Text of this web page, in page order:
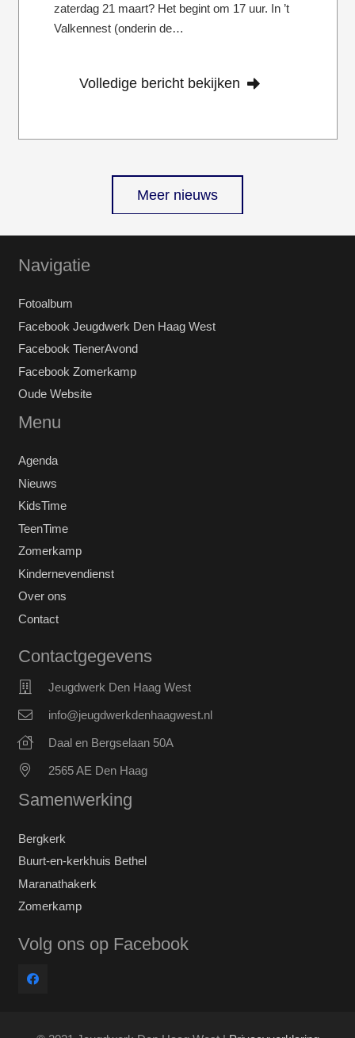
zaterdag 21 maart? Het begint om 17 uur. In ’t
Valkennest (onderin de…
Volledige bericht bekijken
Meer nieuws
Navigatie
Fotoalbum
Facebook Jeugdwerk Den Haag West
Facebook TienerAvond
Facebook Zomerkamp
Oude Website
Menu
Agenda
Nieuws
KidsTime
TeenTime
Zomerkamp
Kindernevendienst
Over ons
Contact
Contactgegevens
Jeugdwerk Den Haag West
info@jeugdwerkdenhaagwest.nl
Daal en Bergselaan 50A
2565 AE Den Haag
Samenwerking
Bergkerk
Buurt-en-kerkhuis Bethel
Maranathakerk
Zomerkamp
Volg ons op Facebook